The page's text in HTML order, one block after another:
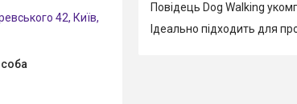
Повідець Dog Walking
Ідеально підходить для
42, Київ,